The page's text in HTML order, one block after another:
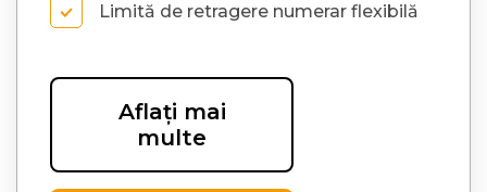
Limită de retragere numerar flexibilă
Aflați mai
multe